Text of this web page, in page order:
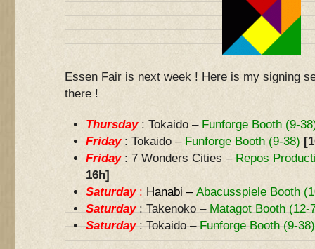
Essen Fair is next week ! Here is my signing
there !
Thursday: Tokaido –Funforge Booth (9-
Friday: Tokaido –Funforge Booth (9-38)
Friday: 7 Wonders Cities –Repos
16h]
Saturday: Hanabi – Abacusspiele Booth
Saturday: Takenoko –Matagot Booth (12-
Saturday: Tokaido –Funforge Booth (9-38)